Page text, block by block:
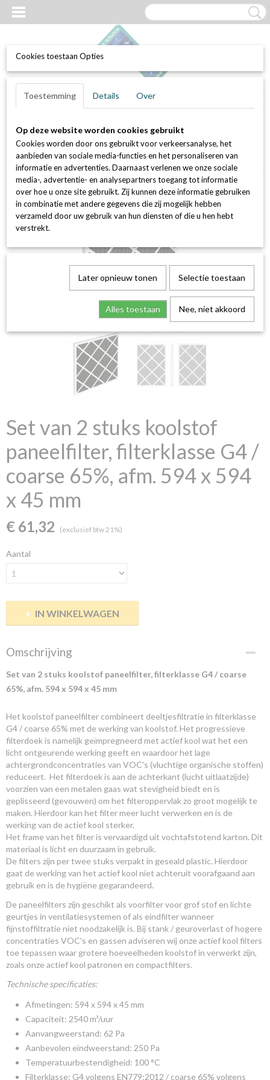
Inloggen Registreren
Home > Luchtfilters Paneelfilters / doosfilters / cassettefilter
Koolstof paneelfilters >
Set van 2 stuks koolstof paneelfilter,
filterklasse G4 / coarse 65%, afm. 594 x 594 x 45 mm
Set van 2 stuks koolstof
paneelfilter, filterklasse G4 /
coarse 65%, afm. 594 x 594
x 45 mm
€ 61,32 (exclusief btw 21%)
Aantal
IN WINKELWAGEN
Omschrijving
Set van 2 stuks koolstof paneelfilter, filterklasse G4 / coarse
65%, afm. 594 x 594 x 45 mm
Het koolstof paneelfilter combineert deeltjesfiltratie in filterklasse
G4 / coarse 65% met de werking van koolstof. Het progressieve
filterdoek is namelijk geïmpregneerd met actief kool wat het een
licht ontgeurende werking geeft en waardoor het lage
achtergrondconcentraties van VOC's (vluchtige organische stoffen)
reduceert. Het filterdoek is aan de achterkant (lucht uitlaatzijde)
voorzien van een metalen gaas wat stevigheid biedt en is
geplisseerd (gevouwen) om het filteroppervlak zo groot mogelijk te
maken. Hierdoor kan het filter meer lucht verwerken en is de
werking van de actief kool sterker.
Het frame van het filter is vervaardigd uit vochtafstotend karton. Dit
materiaal is licht en duurzaam in gebruik.
De filters zijn per twee stuks verpakt in geseald plastic. Hierdoor
gaat de werking van het actief kool niet achteruit voorafgaand aan
gebruik en is de hygiëne gegarandeerd.
De paneelfilters zijn geschikt als voorfilter voor grof stof en lichte
geurtjes in ventilatiesystemen of als eindfilter wanneer
fijnstoffiltratie niet noodzakelijk is. Bij stank / geuroverlast of hogere
concentraties VOC's en gassen adviseren wij onze actief kool filters
toe tepassen waar grotere hoeveelheden koolstof in verwerkt zijn,
zoals onze actief kool patronen en compactfilters.
Technische specificaties:
Afmetingen: 594 x 594 x 45 mm
Capaciteit: 2540 m³/uur
Aanvangweerstand: 62 Pa
Aanbevolen eindweerstand: 250 Pa
Temperatuurbestendigheid: 100 °C
Filterklasse: G4 volgens EN779:2012 / coarse 65% volgens
Cookies toestaan Opties
Toestemming Details Over
Op deze website worden cookies gebruikt
Cookies worden door ons gebruikt voor verkeersanalyse, het
aanbieden van sociale media-functies en het personaliseren van
informatie en advertenties. Daarnaast verlenen we onze sociale
media-, advertentie- en analysepartners toegang tot informatie
over hoe u onze site gebruikt. Zij kunnen deze informatie gebruiken
in combinatie met andere gegevens die zij mogelijk hebben
verzameld door uw gebruik van hun diensten of die u hen hebt
verstrekt.
Later opnieuw tonen Selectie toestaan
Alles toestaan Nee, niet akkoord